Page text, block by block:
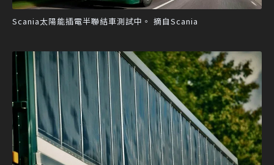
Scania太陽能插電半聯結車測試中。 摘自Scania